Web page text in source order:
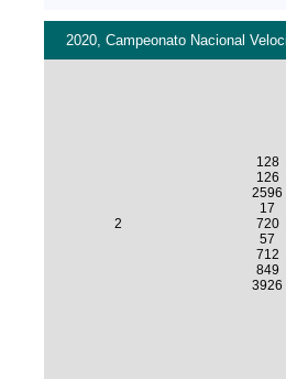
2020, Campeonato Nacional
2
128
126
2596
17
720
57
712
849
3926